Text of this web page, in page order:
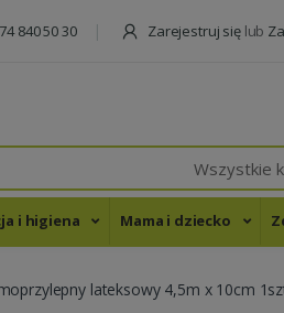
840 50 30 Zarejestruj się lub
Wszystkie
i higiena Mama i dziecko
lateksowy 4,5m x 10cm